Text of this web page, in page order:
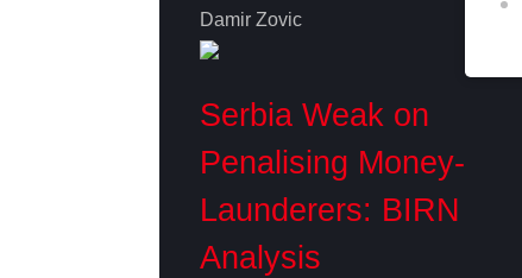
Damir Zovic
Serbia Weak on
Penalising Money-
Launderers: BIRN
Analysis